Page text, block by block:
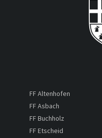
FF Altenhofen
FF Asbach
FF Buchholz
FF Etscheid